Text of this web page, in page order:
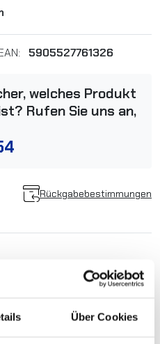
Über Cookies
5905527761326
welches Produkt
Rufen Sie uns an,
Rückgabebestimmungen